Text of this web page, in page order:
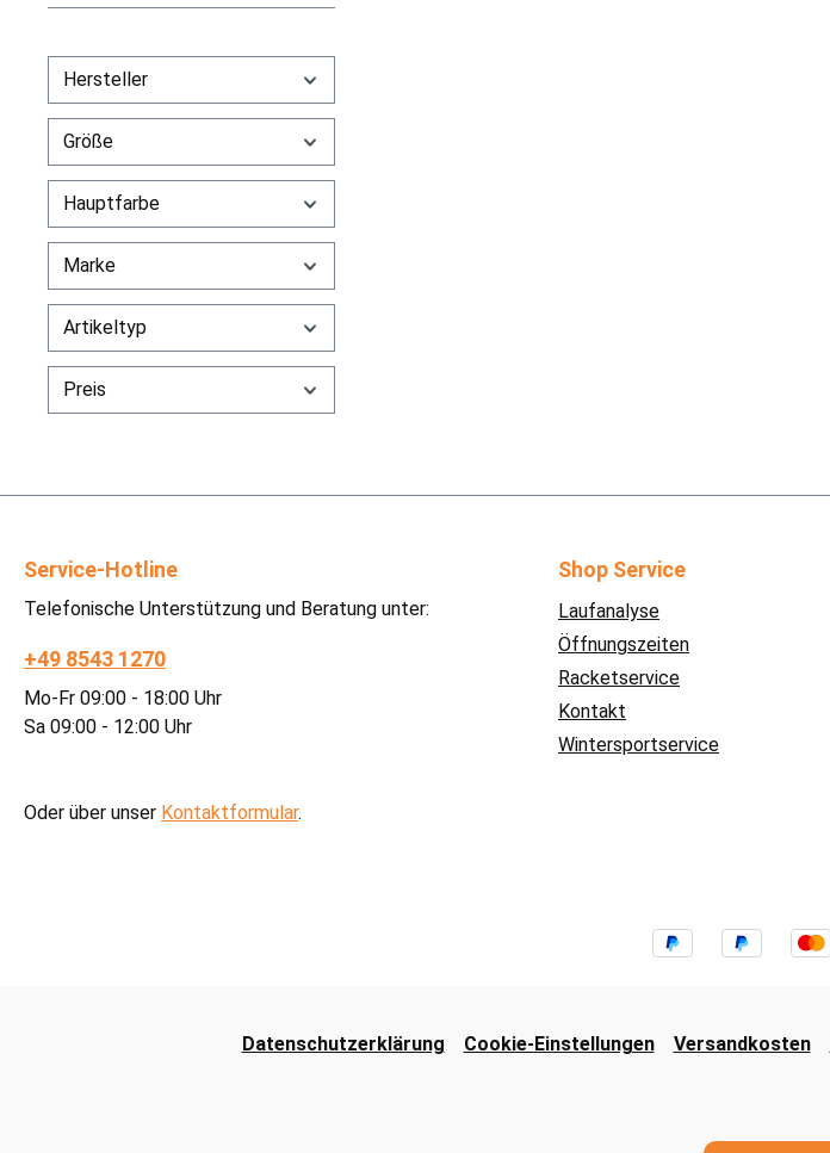
Hersteller
Größe
Hauptfarbe
Marke
Artikeltyp
Preis
Service-Hotline
Telefonische Unterstützung und Beratung unter:
+49 8543 1270
Mo-Fr 09:00 - 18:00 Uhr
Sa 09:00 - 12:00 Uhr
Oder über unser Kontaktformular.
Shop Service
Laufanalyse
Öffnungszeiten
Racketservice
Kontakt
Wintersportservice
Datenschutzerklärung Cookie-Einstellungen Versandkosten